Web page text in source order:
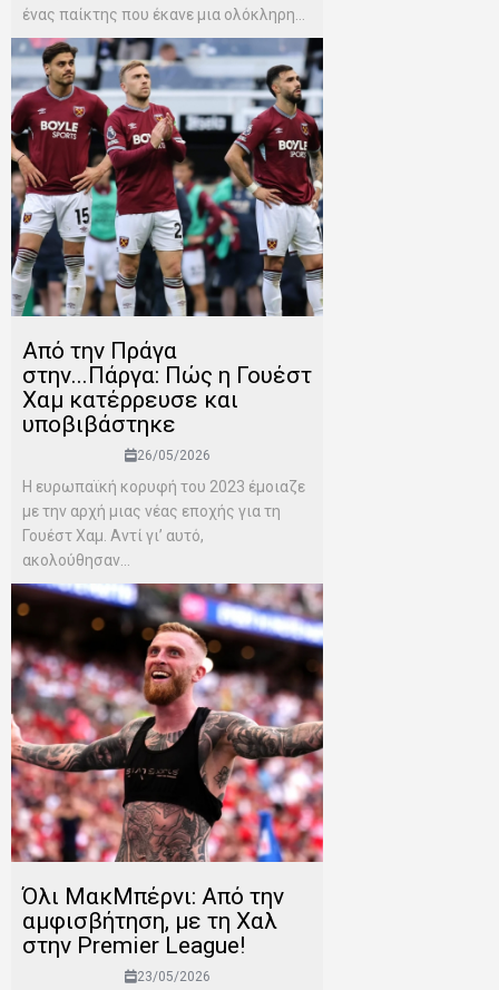
ένας παίκτης που έκανε μια ολόκληρη...
Από την Πράγα
στην...Πάργα: Πώς η Γουέστ
Χαμ κατέρρευσε και
υποβιβάστηκε
26/05/2026
Η ευρωπαϊκή κορυφή του 2023 έμοιαζε
με την αρχή μιας νέας εποχής για τη
Γουέστ Χαμ. Αντί γι’ αυτό,
ακολούθησαν...
Όλι ΜακΜπέρνι: Aπό την
αμφισβήτηση, με τη Χαλ
στην Premier League!
23/05/2026